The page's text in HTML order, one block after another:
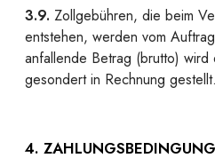
3.9. Zollgebühren, die beim
entstehen, werden vom
anfallende Betrag (brutto)
gesondert in Rechnung gestellt.
4.